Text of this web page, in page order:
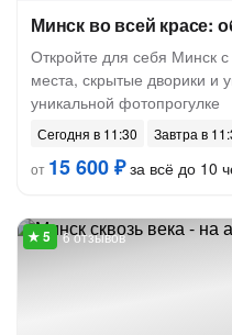
Минск во всей красе:
Откройте для себя Минск
места, скрытые дворики и
уникальной фотопрогулке
Сегодня в 11:30
Завтра в
от 15 600 ₽за всё до 10
6 отзывов